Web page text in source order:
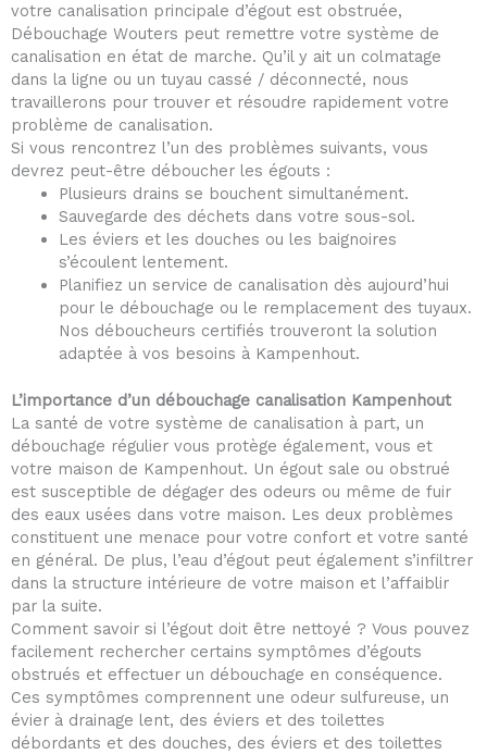
votre canalisation principale d’égout est obstruée,
Débouchage Wouters peut remettre votre système de
canalisation en état de marche. Qu’il y ait un colmatage
dans la ligne ou un tuyau cassé / déconnecté, nous
travaillerons pour trouver et résoudre rapidement votre
problème de canalisation.
Si vous rencontrez l’un des problèmes suivants, vous
devrez peut-être déboucher les égouts :
Plusieurs drains se bouchent simultanément.
Sauvegarde des déchets dans votre sous-sol.
Les éviers et les douches ou les baignoires
s’écoulent lentement.
Planifiez un service de canalisation dès aujourd’hui
pour le débouchage ou le remplacement des tuyaux.
Nos déboucheurs certifiés trouveront la solution
adaptée à vos besoins à Kampenhout.
L’importance d’un débouchage canalisation Kampenhout
La santé de votre système de canalisation à part, un
débouchage régulier vous protège également, vous et
votre maison de Kampenhout. Un égout sale ou obstrué
est susceptible de dégager des odeurs ou même de fuir
des eaux usées dans votre maison. Les deux problèmes
constituent une menace pour votre confort et votre santé
en général. De plus, l’eau d’égout peut également s’infiltrer
dans la structure intérieure de votre maison et l’affaiblir
par la suite.
Comment savoir si l’égout doit être nettoyé ? Vous pouvez
facilement rechercher certains symptômes d’égouts
obstrués et effectuer un débouchage en conséquence.
Ces symptômes comprennent une odeur sulfureuse, un
évier à drainage lent, des éviers et des toilettes
débordants et des douches, des éviers et des toilettes